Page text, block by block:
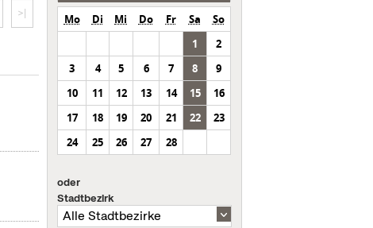
>| Mo Di Mi Do Fr Sa
So
1
2
3
4 5 6 7 8
9
10
11 12 13 14 15
16
17
18 19 20 21 22
23
24
25 26 27 28
oder
Stadtbezirk